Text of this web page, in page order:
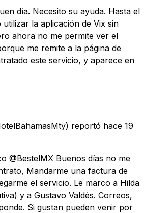
día. Necesito su ayuda. Hasta el
la aplicación de Vix sin
ahora no me permite ver el
me remite a la página de
este servicio, y aparece en
reportó hace 19
@BestelMX Buenos días no me
Mandarme una factura de
el servicio. Le marco a Hilda
y a Gustavo Valdés. Correos,
Si gustan pueden venir por